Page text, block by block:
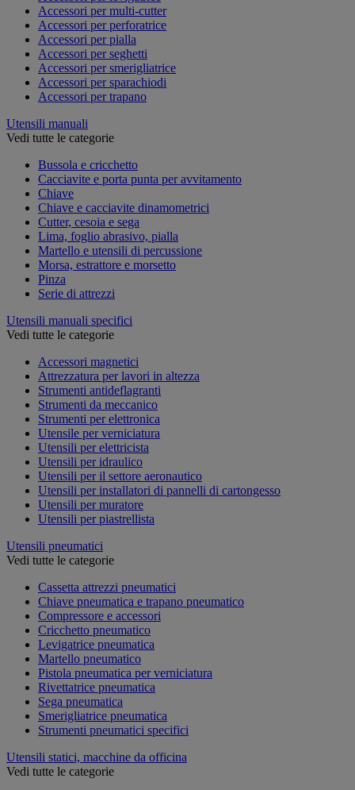
Accessori per multi-cutter
Accessori per perforatrice
Accessori per pialla
Accessori per seghetti
Accessori per smerigliatrice
Accessori per sparachiodi
Accessori per trapano
Utensili manuali
Vedi tutte le categorie
Bussola e cricchetto
Cacciavite e porta punta per avvitamento
Chiave
Chiave e cacciavite dinamometrici
Cutter, cesoia e sega
Lima, foglio abrasivo, pialla
Martello e utensili di percussione
Morsa, estrattore e morsetto
Pinza
Serie di attrezzi
Utensili manuali specifici
Vedi tutte le categorie
Accessori magnetici
Attrezzatura per lavori in altezza
Strumenti antideflagranti
Strumenti da meccanico
Strumenti per elettronica
Utensile per verniciatura
Utensili per elettricista
Utensili per idraulico
Utensili per il settore aeronautico
Utensili per installatori di pannelli di cartongesso
Utensili per muratore
Utensili per piastrellista
Utensili pneumatici
Vedi tutte le categorie
Cassetta attrezzi pneumatici
Chiave pneumatica e trapano pneumatico
Compressore e accessori
Cricchetto pneumatico
Levigatrice pneumatica
Martello pneumatico
Pistola pneumatica per verniciatura
Rivettatrice pneumatica
Sega pneumatica
Smerigliatrice pneumatica
Strumenti pneumatici specifici
Utensili statici, macchine da officina
Vedi tutte le categorie